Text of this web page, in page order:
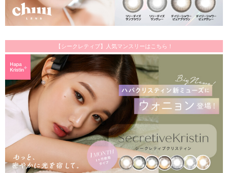
【シークレティブ】人気マンスリーはこちら！